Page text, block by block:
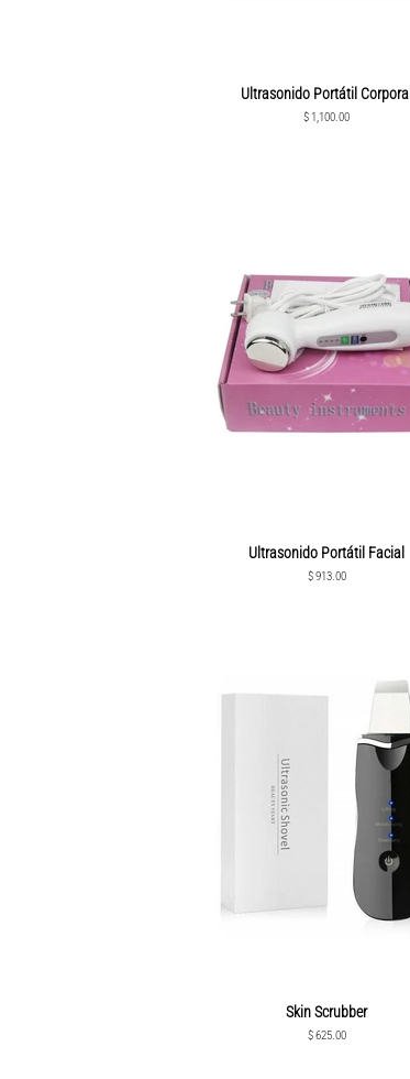
Ultrasonido Portátil Corporal
Precio
$ 1,100.00
Ultrasonido Portátil Facial
Precio
$ 913.00
Skin Scrubber
Precio
$ 625.00